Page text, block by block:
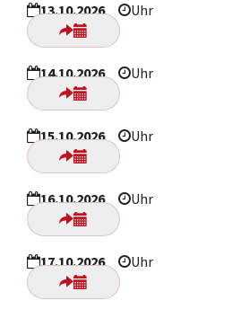
13.10.2026 Uhr
14.10.2026 Uhr
15.10.2026 Uhr
16.10.2026 Uhr
17.10.2026 Uhr